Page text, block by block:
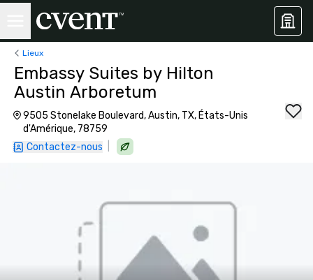
Lieux
Embassy Suites by Hilton
Austin Arboretum
9505 Stonelake Boulevard, Austin, TX, États-Unis
d'Amérique, 78759
Contactez-nous